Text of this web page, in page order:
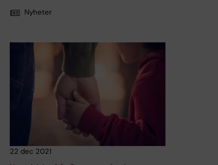
Nyheter
22 dec 2021